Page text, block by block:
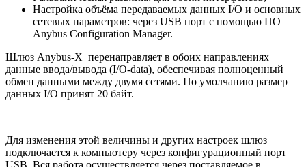
Настройка объёма передаваемых данных I/O и основных
сетевых параметров: через USB порт с помощью ПО
Anybus Configuration Manager.
Шлюз Anybus-X перенаправляет в обоих направлениях
данные ввода/вывода (I/O-data), обеспечивая полноценный
обмен данными между двумя сетями. По умолчанию размер
данных I/O принят 20 байт.
Для изменения этой величины и других настроек шлюз
подключается к компьютеру через конфигурационный порт
USB. Вся работа осуществляется через поставляемое в